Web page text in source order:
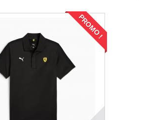
PROMO !